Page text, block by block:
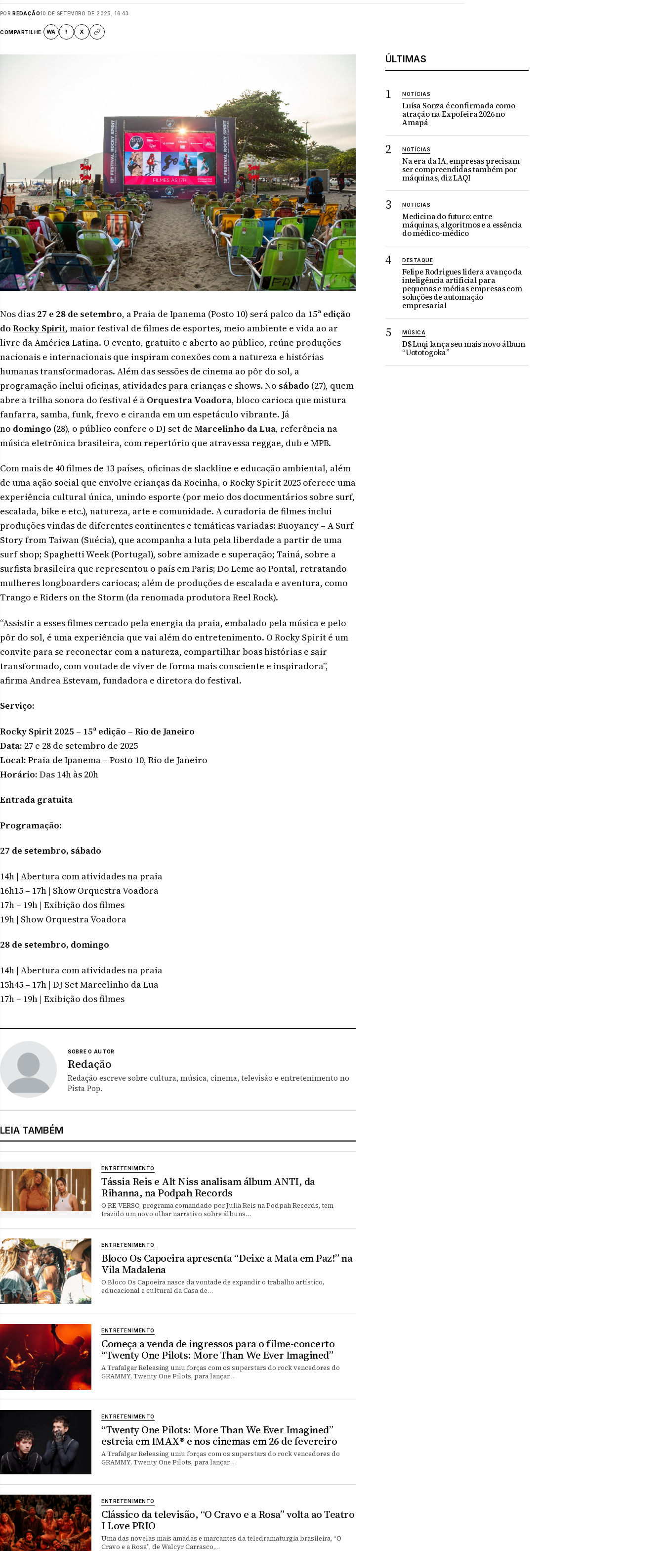
POR REDAÇÃO10 DE SETEMBRO DE 2025, 16:43
COMPARTILHE WA f X
Nos dias 27 e 28 de setembro, a Praia de Ipanema (Posto 10) será palco da 15ª edição
do Rocky Spirit, maior festival de filmes de esportes, meio ambiente e vida ao ar
livre da América Latina. O evento, gratuito e aberto ao público, reúne produções
nacionais e internacionais que inspiram conexões com a natureza e histórias
humanas transformadoras. Além das sessões de cinema ao pôr do sol, a
programação inclui oficinas, atividades para crianças e shows. No sábado (27), quem
abre a trilha sonora do festival é a Orquestra Voadora, bloco carioca que mistura
fanfarra, samba, funk, frevo e ciranda em um espetáculo vibrante. Já
no domingo (28), o público confere o DJ set de Marcelinho da Lua, referência na
música eletrônica brasileira, com repertório que atravessa reggae, dub e MPB.
Com mais de 40 filmes de 13 países, oficinas de slackline e educação ambiental, além
de uma ação social que envolve crianças da Rocinha, o Rocky Spirit 2025 oferece uma
experiência cultural única, unindo esporte (por meio dos documentários sobre surf,
escalada, bike e etc.), natureza, arte e comunidade. A curadoria de filmes inclui
produções vindas de diferentes continentes e temáticas variadas: Buoyancy – A Surf
Story from Taiwan (Suécia), que acompanha a luta pela liberdade a partir de uma
surf shop; Spaghetti Week (Portugal), sobre amizade e superação; Tainá, sobre a
surfista brasileira que representou o país em Paris; Do Leme ao Pontal, retratando
mulheres longboarders cariocas; além de produções de escalada e aventura, como
Trango e Riders on the Storm (da renomada produtora Reel Rock).
“Assistir a esses filmes cercado pela energia da praia, embalado pela música e pelo
pôr do sol, é uma experiência que vai além do entretenimento. O Rocky Spirit é um
convite para se reconectar com a natureza, compartilhar boas histórias e sair
transformado, com vontade de viver de forma mais consciente e inspiradora”,
afirma Andrea Estevam, fundadora e diretora do festival.
Serviço:
Rocky Spirit 2025 – 15ª edição – Rio de Janeiro
Data: 27 e 28 de setembro de 2025
Local: Praia de Ipanema – Posto 10, Rio de Janeiro
Horário: Das 14h às 20h
Entrada gratuita
Programação:
27 de setembro, sábado
14h | Abertura com atividades na praia
16h15 – 17h | Show Orquestra Voadora
17h – 19h | Exibição dos filmes
19h | Show Orquestra Voadora
28 de setembro, domingo
14h | Abertura com atividades na praia
15h45 – 17h | DJ Set Marcelinho da Lua
17h – 19h | Exibição dos filmes
SOBRE O AUTOR
Redação
Redação escreve sobre cultura, música, cinema, televisão e entretenimento no
Pista Pop.
LEIA TAMBÉM
ENTRETENIMENTO
Tássia Reis e Alt Niss analisam álbum ANTI, da
Rihanna, na Podpah Records
O RE-VERSO, programa comandado por Julia Reis na Podpah Records, tem
trazido um novo olhar narrativo sobre álbuns…
ENTRETENIMENTO
Bloco Os Capoeira apresenta “Deixe a Mata em Paz!” na
Vila Madalena
O Bloco Os Capoeira nasce da vontade de expandir o trabalho artístico,
educacional e cultural da Casa de…
ENTRETENIMENTO
Começa a venda de ingressos para o filme-concerto
“Twenty One Pilots: More Than We Ever Imagined”
A Trafalgar Releasing uniu forças com os superstars do rock vencedores do
GRAMMY, Twenty One Pilots, para lançar…
ENTRETENIMENTO
“Twenty One Pilots: More Than We Ever Imagined”
estreia em IMAX® e nos cinemas em 26 de fevereiro
A Trafalgar Releasing uniu forças com os superstars do rock vencedores do
GRAMMY, Twenty One Pilots, para lançar…
ENTRETENIMENTO
Clássico da televisão, “O Cravo e a Rosa” volta ao Teatro
I Love PRIO
Uma das novelas mais amadas e marcantes da teledramaturgia brasileira, “O
Cravo e a Rosa”, de Walcyr Carrasco,…
ÚLTIMAS
NOTÍCIAS
Luísa Sonza é confirmada como
atração na Expofeira 2026 no
Amapá
NOTÍCIAS
Na era da IA, empresas precisam
ser compreendidas também por
máquinas, diz LAQI
NOTÍCIAS
Medicina do futuro: entre
máquinas, algoritmos e a essência
do médico-médico
DESTAQUE
Felipe Rodrigues lidera avanço da
inteligência artificial para
pequenas e médias empresas com
soluções de automação
empresarial
MÚSICA
D$ Luqi lança seu mais novo álbum
“Uototogoka”